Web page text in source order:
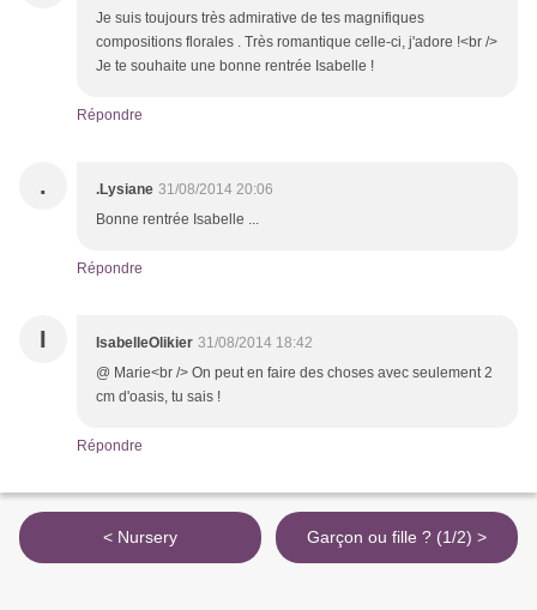
Je suis toujours très admirative de tes magnifiques
compositions florales . Très romantique celle-ci, j'adore !<br />
Je te souhaite une bonne rentrée Isabelle !
Répondre
. .Lysiane 31/08/2014 20:06
Bonne rentrée Isabelle ...
Répondre
I IsabelleOlikier 31/08/2014 18:42
@ Marie<br /> On peut en faire des choses avec seulement 2
cm d'oasis, tu sais !
Répondre
< Nursery Garçon ou fille ? (1/2) >